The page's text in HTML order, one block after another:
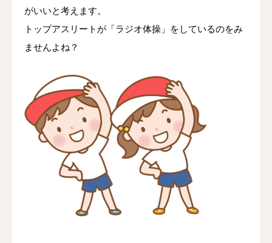
がいいと考えます。
トップアスリートが「ラジオ体操」をしているのをみ
ませんよね？